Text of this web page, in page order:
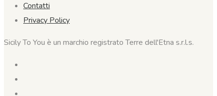
Contatti
Privacy Policy
Sicily To You è un marchio registrato Terre dell'Etna s.r.l.s.